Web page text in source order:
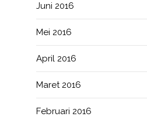
Juni 2016
Mei 2016
April 2016
Maret 2016
Februari 2016